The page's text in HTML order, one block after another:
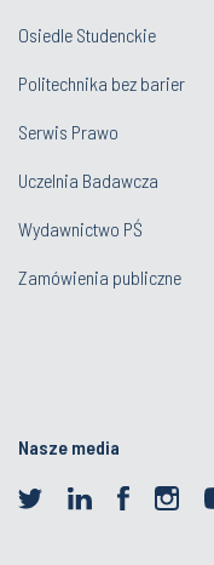
Osiedle Studenckie
Politechnika bez barier
Serwis Prawo
Uczelnia Badawcza
Wydawnictwo PŚ
Zamówienia publiczne
Nasze media